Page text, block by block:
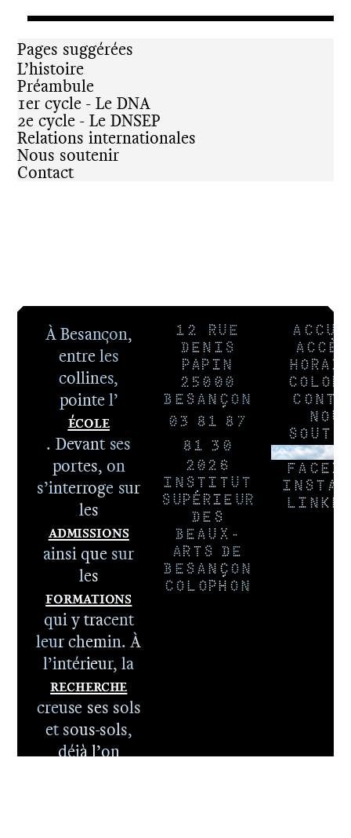
Pages suggérées
L’histoire
Préambule
1er cycle - Le DNA
2e cycle - Le DNSEP
Relations internationales
Nous soutenir
Contact
À Besançon,
entre les
collines,
pointe l’
École
. Devant ses
portes, on
s’interroge sur
les
Admissions
ainsi que sur
les
Formations
1er cycle -
Le DNA
2e cycle -
qui y tracent
leur chemin. À
l’intérieur, la
Recherche
creuse ses sols
et sous-sols,
déjà l’on
12 RUE
DENIS
PAPIN
25000
BESANÇON
03 81 87
81 30
2026
INSTITUT
SUPÉRIEUR
DES
BEAUX-
ARTS DE
BESANÇON
COLOPHON